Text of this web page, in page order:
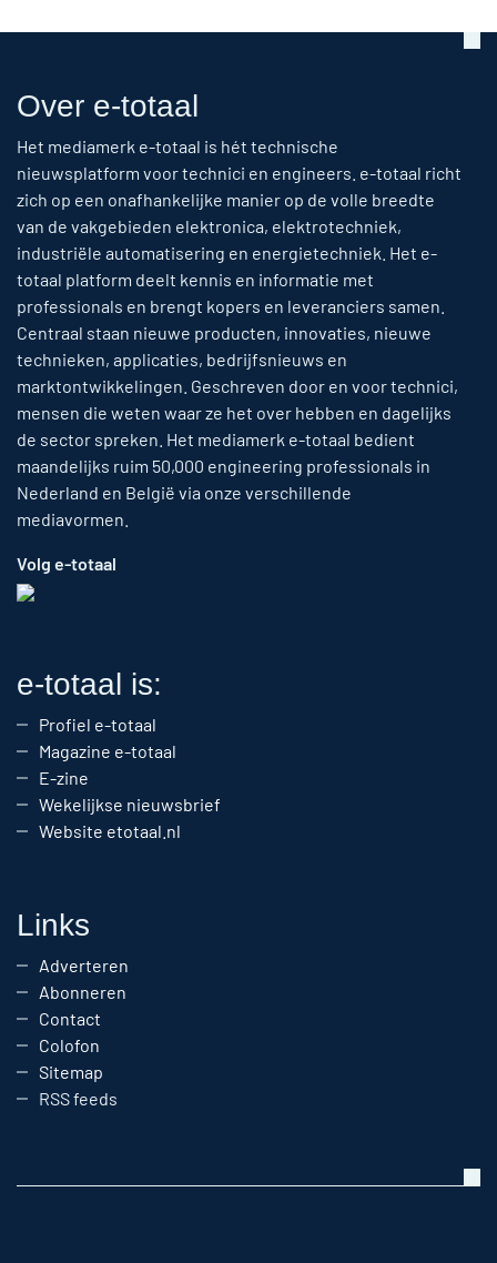
Over e-totaal
Het mediamerk e-totaal is hét technische
nieuwsplatform voor technici en engineers. e-totaal richt
zich op een onafhankelijke manier op de volle breedte
van de vakgebieden elektronica, elektrotechniek,
industriële automatisering en energietechniek. Het e-
totaal platform deelt kennis en informatie met
professionals en brengt kopers en leveranciers samen.
Centraal staan nieuwe producten, innovaties, nieuwe
technieken, applicaties, bedrijfsnieuws en
marktontwikkelingen. Geschreven door en voor technici,
mensen die weten waar ze het over hebben en dagelijks
de sector spreken. Het mediamerk e-totaal bedient
maandelijks ruim 50,000 engineering professionals in
Nederland en België via onze verschillende
mediavormen.
Volg e-totaal
e-totaal is:
Profiel e-totaal
Magazine e-totaal
E-zine
Wekelijkse nieuwsbrief
Website etotaal.nl
Links
Adverteren
Abonneren
Contact
Colofon
Sitemap
RSS feeds